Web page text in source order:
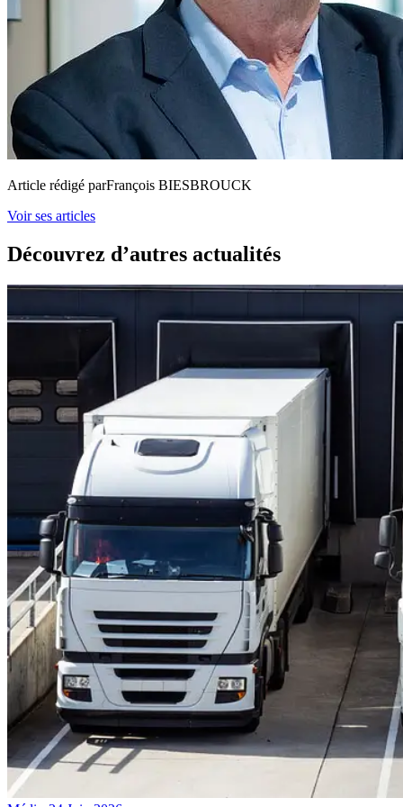
Article rédigé parFrançois BIESBROUCK
Voir ses articles
Découvrez d’autres actualités